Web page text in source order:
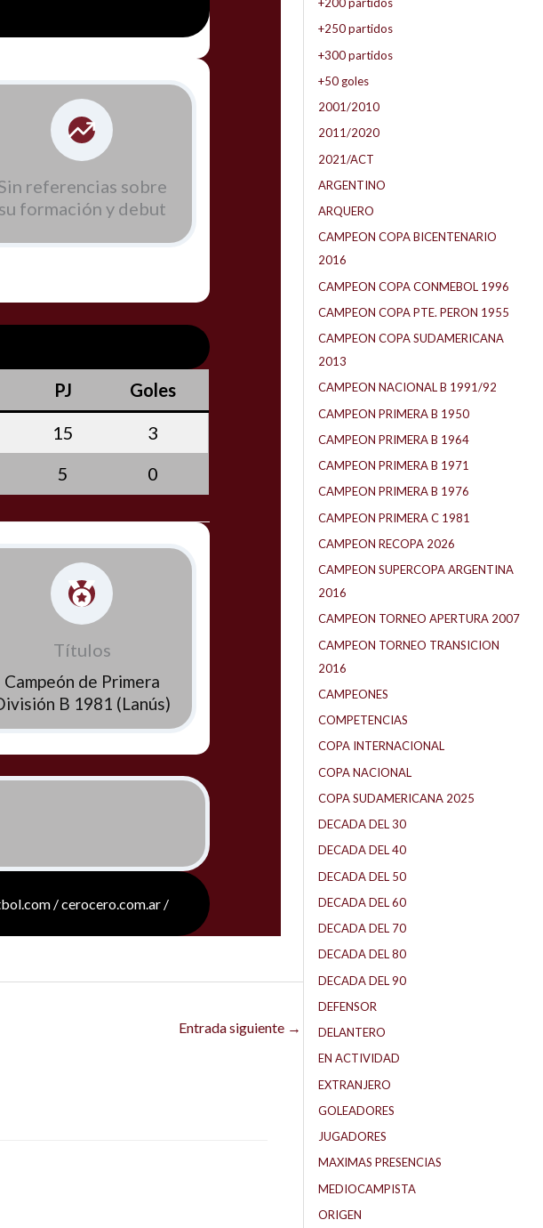
referencias sobre
su formación y debut
PJ
Goles
15
3
5 0
Títulos
Campeón de Primera
B 1981 (Lanús)
/ cerocero.com.ar /
Entrada siguiente →
+250 partidos
+300 partidos
+50 goles
2001/2010
2011/2020
2021/ACT
ARGENTINO
ARQUERO
CAMPEON COPA BICENTENARIO
2016
CAMPEON COPA CONMEBOL 1996
CAMPEON COPA PTE. PERON 1955
CAMPEON COPA SUDAMERICANA
2013
CAMPEON NACIONAL B 1991/92
CAMPEON PRIMERA B 1950
CAMPEON PRIMERA B 1964
CAMPEON PRIMERA B 1971
CAMPEON PRIMERA B 1976
CAMPEON PRIMERA C 1981
CAMPEON RECOPA 2026
CAMPEON SUPERCOPA ARGENTINA
2016
CAMPEON TORNEO APERTURA 2007
CAMPEON TORNEO TRANSICION
2016
CAMPEONES
COMPETENCIAS
COPA INTERNACIONAL
COPA NACIONAL
COPA SUDAMERICANA 2025
DECADA DEL 30
DECADA DEL 40
DECADA DEL 50
DECADA DEL 60
DECADA DEL 70
DECADA DEL 80
DECADA DEL 90
DEFENSOR
DELANTERO
EN ACTIVIDAD
EXTRANJERO
GOLEADORES
JUGADORES
MAXIMAS PRESENCIAS
MEDIOCAMPISTA
ORIGEN